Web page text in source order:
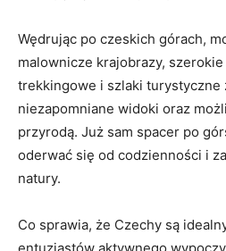
Wędrując po czeskich ⁣górach,
malownicze krajobrazy,
trekkingowe i⁣ szlaki ⁣turystyczne
niezapomniane widoki oraz
przyrodą. Już sam ⁣spacer po
⁢oderwać się⁤ od codzienności‍ i
natury.
Co sprawia, że Czechy ⁢są